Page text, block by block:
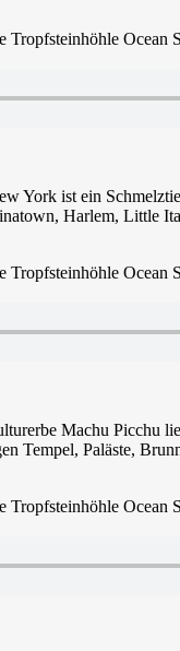
York ist ein
Harlem, Little
Machu Picchu
Tempel, Paläste,